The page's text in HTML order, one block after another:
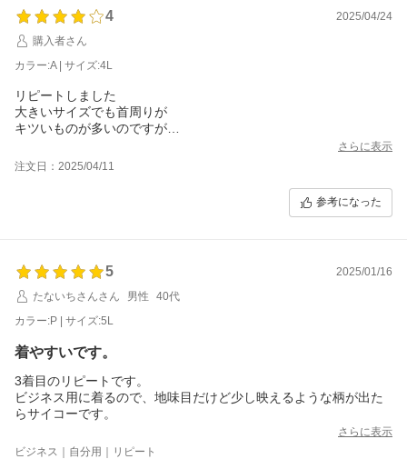
4
2025/04/24
購入者さん
カラー:A | サイズ:4L
リピートしました
大きいサイズでも首周りが
キツいものが多いのですが
さらに表示
注文日：2025/04/11
参考になった
5
2025/01/16
たないちさんさん
男性
40代
カラー:P | サイズ:5L
着やすいです。
3着目のリピートです。
ビジネス用に着るので、地味目だけど少し映えるような柄が出た
らサイコーです。
さらに表示
ビジネス｜自分用｜リピート